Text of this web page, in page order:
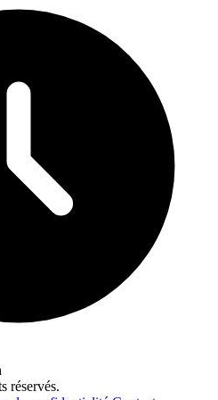
réservés.